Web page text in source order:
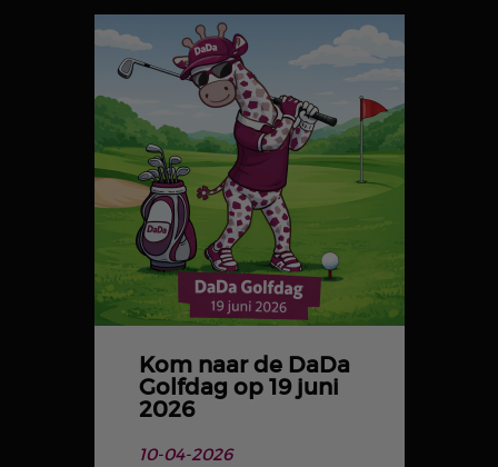
Kom naar de DaDa
Golfdag op 19 juni
2026
10-04-2026